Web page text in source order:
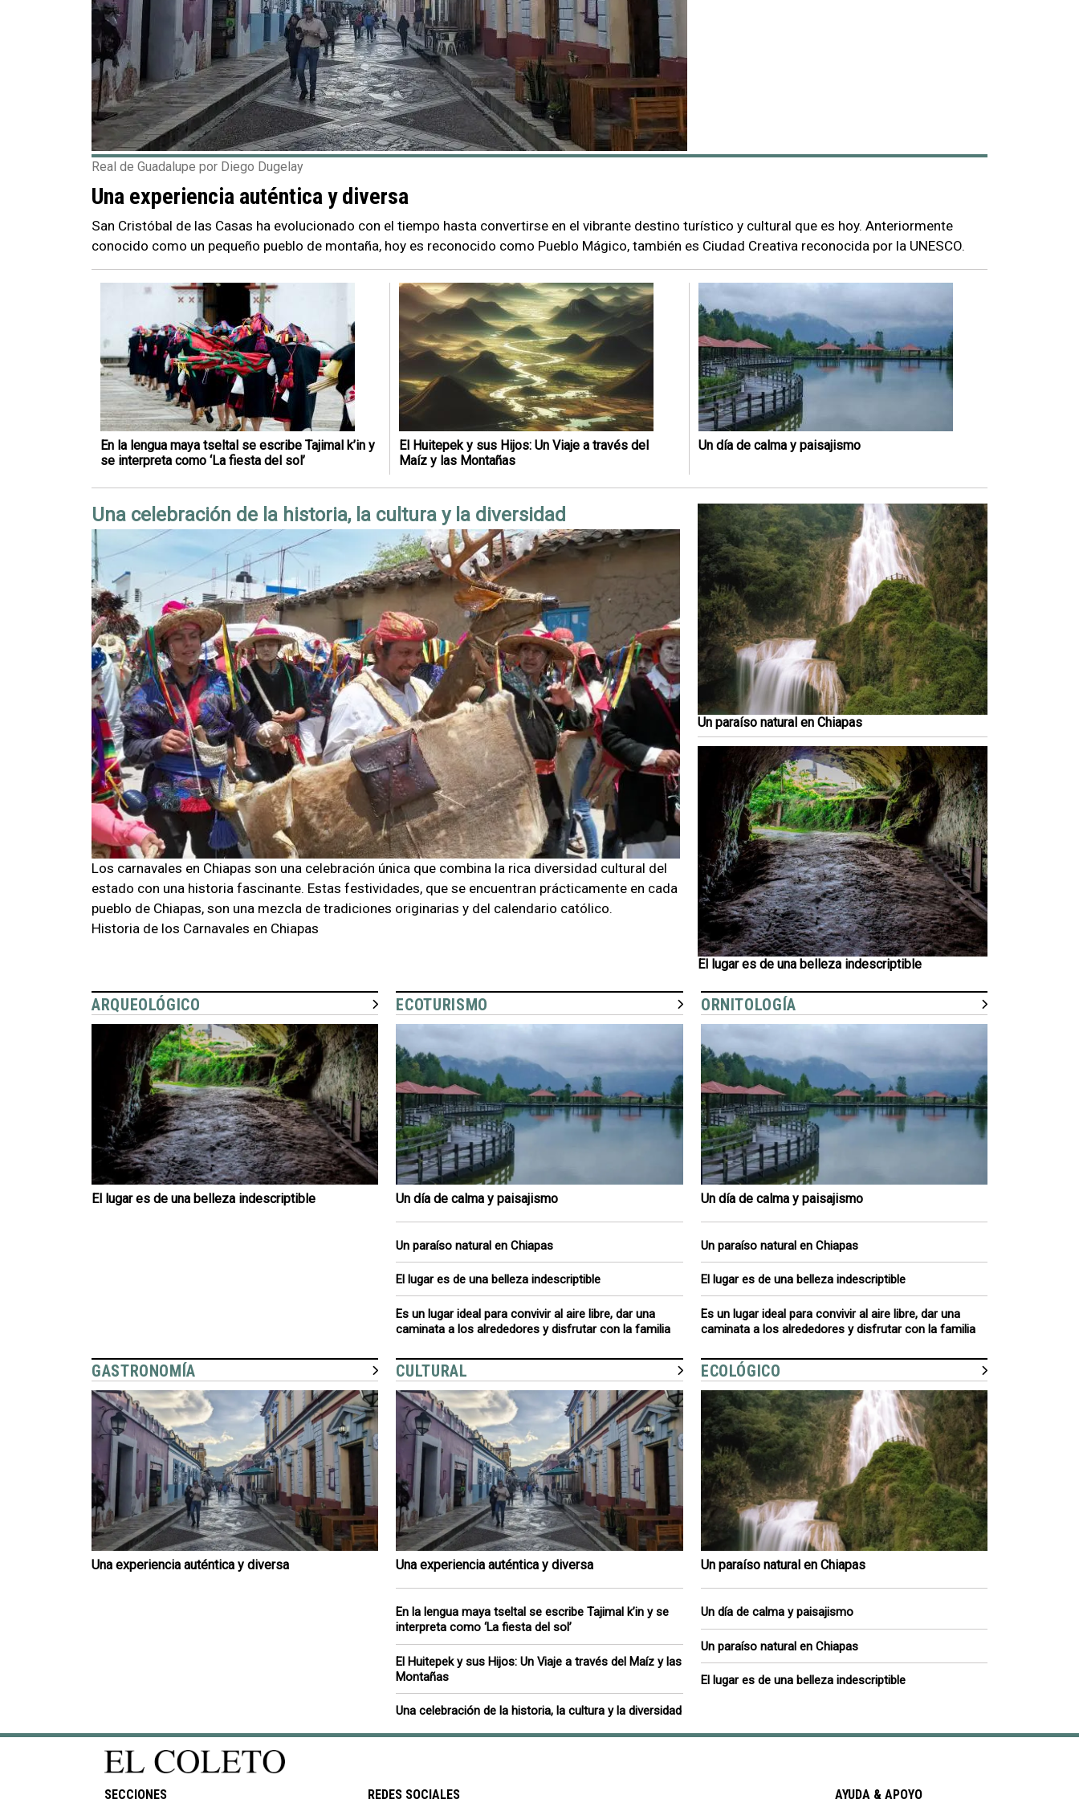
Real de Guadalupe por Diego Dugelay
Una experiencia auténtica y diversa
San Cristóbal de las Casas ha evolucionado con el tiempo hasta convertirse en el vibrante destino turístico y cultural que es hoy. Anteriormente
conocido como un pequeño pueblo de montaña, hoy es reconocido como Pueblo Mágico, también es Ciudad Creativa reconocida por la UNESCO.
En la lengua maya tseltal se escribe Tajimal k’in y
se interpreta como ‘La fiesta del sol’
El Huitepek y sus Hijos: Un Viaje a través del
Maíz y las Montañas
Un día de calma y paisajismo
Una celebración de la historia, la cultura y la diversidad
Los carnavales en Chiapas son una celebración única que combina la rica diversidad cultural del
estado con una historia fascinante. Estas festividades, que se encuentran prácticamente en cada
pueblo de Chiapas, son una mezcla de tradiciones originarias y del calendario católico.
Historia de los Carnavales en Chiapas
Un paraíso natural en Chiapas
El lugar es de una belleza indescriptible
ARQUEOLÓGICO
El lugar es de una belleza indescriptible
ECOTURISMO
Un día de calma y paisajismo
Un paraíso natural en Chiapas
El lugar es de una belleza indescriptible
Es un lugar ideal para convivir al aire libre, dar una
caminata a los alrededores y disfrutar con la familia
ORNITOLOGÍA
Un día de calma y paisajismo
Un paraíso natural en Chiapas
El lugar es de una belleza indescriptible
Es un lugar ideal para convivir al aire libre, dar una
caminata a los alrededores y disfrutar con la familia
GASTRONOMÍA
Una experiencia auténtica y diversa
CULTURAL
Una experiencia auténtica y diversa
En la lengua maya tseltal se escribe Tajimal k’in y se
interpreta como ‘La fiesta del sol’
El Huitepek y sus Hijos: Un Viaje a través del Maíz y las
Montañas
Una celebración de la historia, la cultura y la diversidad
ECOLÓGICO
Un paraíso natural en Chiapas
Un día de calma y paisajismo
Un paraíso natural en Chiapas
El lugar es de una belleza indescriptible
SECCIONES REDES SOCIALES AYUDA & APOYO